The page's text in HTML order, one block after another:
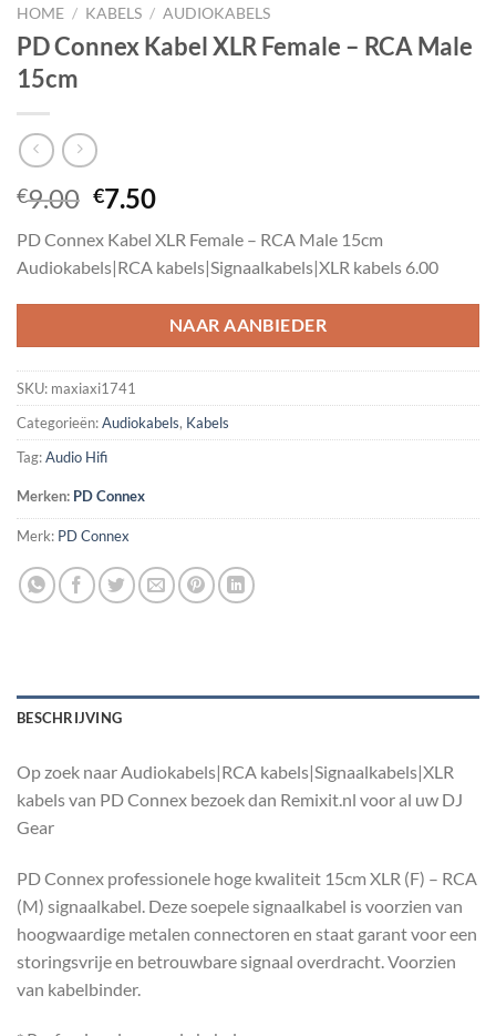
HOME / KABELS / AUDIOKABELS
PD Connex Kabel XLR Female – RCA Male
15cm
€9.00 Oorspronkelijke
was:
€9.00.
€7.50Huidige
is:
€7.50.
PD Connex Kabel XLR Female – RCA Male 15cm
Audiokabels|RCA kabels|Signaalkabels|XLR kabels 6.00
NAAR AANBIEDER
SKU: maxiaxi1741
Categorieën:Audiokabels, Kabels
Tag:Audio Hifi
Merken: PD Connex
Merk: PD Connex
BESCHRIJVING
Op zoek naar Audiokabels|RCA kabels|Signaalkabels|XLR
kabels van PD Connex bezoek dan Remixit.nl voor al uw DJ
Gear
PD Connex professionele hoge kwaliteit 15cm XLR (F) – RCA
(M) signaalkabel. Deze soepele signaalkabel is voorzien van
hoogwaardige metalen connectoren en staat garant voor een
storingsvrije en betrouwbare signaal overdracht. Voorzien
van kabelbinder.